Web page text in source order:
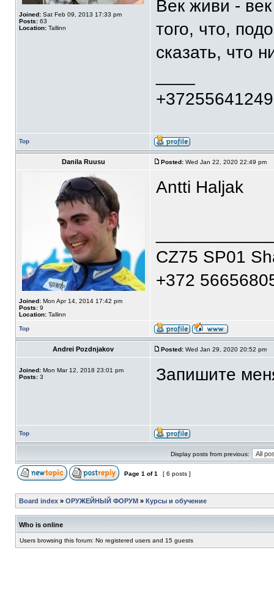
Joined: Sat Feb 09, 2013 17:33 pm
Posts: 63
Location: Tallinn
Век живи -
того, что,
сказать, что
+37255641249
Top
Danila Ruusu Posted: Wed Jan 22, 2020 22:49 pm
Joined: Mon Apr 14, 2014 17:42 pm
Posts: 9
Location: Tallinn
Antti Haljak
CZ75 SP01
+372
Top
Andrei Pozdnjakov Posted: Wed Jan 29, 2020 20:52 pm
Joined: Mon Mar 12, 2018 23:01 pm
Posts: 3 Запишите
Top
Display posts from previous:
Page 1 of1 [ 6 posts ]
Board index » ОРУЖЕЙНЫЙ ФОРУМ » Курсы и обучение
Who is online
Users browsing this forum: No registered users and 15 guests